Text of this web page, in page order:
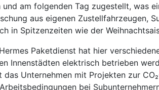
am folgenden Tag zugestellt, was
aus eigenen Zustellfahrzeugen,
in Spitzenzeiten wie der
Paketdienst hat hier
Innenstädten elektrisch betrieben
Unternehmen mit Projekten zur
bei